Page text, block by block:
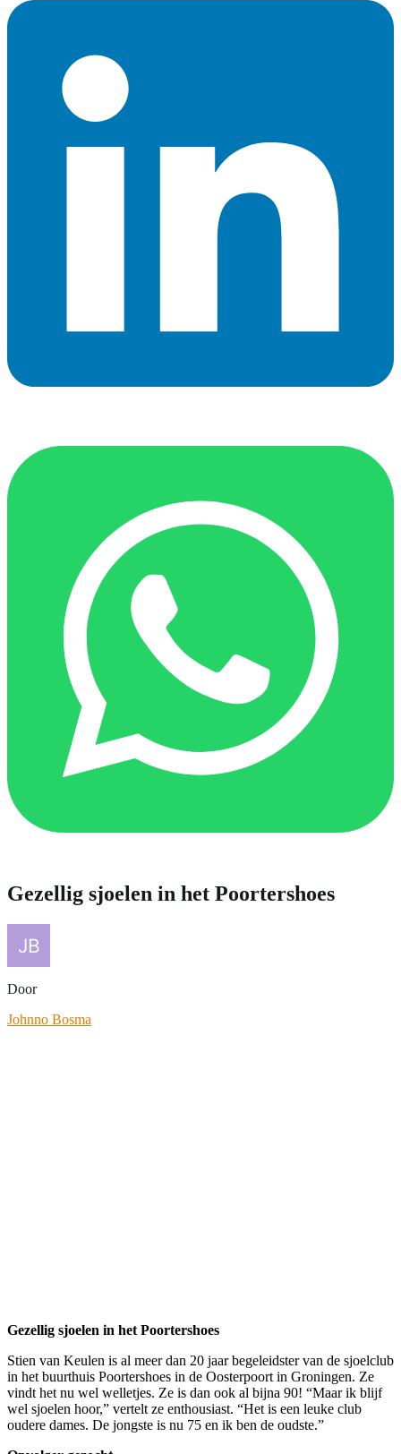
Gezellig sjoelen in het Poortershoes
Door
Johnno Bosma
Gezellig sjoelen in het Poortershoes
Stien van Keulen is al meer dan 20 jaar begeleidster van de sjoelclub
in het buurthuis Poortershoes in de Oosterpoort in Groningen. Ze
vindt het nu wel welletjes. Ze is dan ook al bijna 90! “Maar ik blijf
wel sjoelen hoor,” vertelt ze enthousiast. “Het is een leuke club
oudere dames. De jongste is nu 75 en ik ben de oudste.”